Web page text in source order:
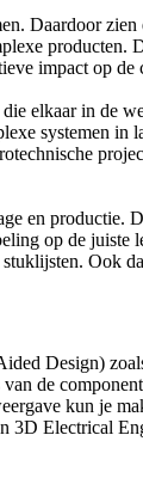
Daardoor
impact op
elkaar in de
systemen
en productie.
op de
Ook
Design)
de
kun je
Electrical